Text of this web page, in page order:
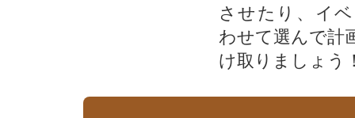
させたり、イ
わせて選んで計
け取りましょう